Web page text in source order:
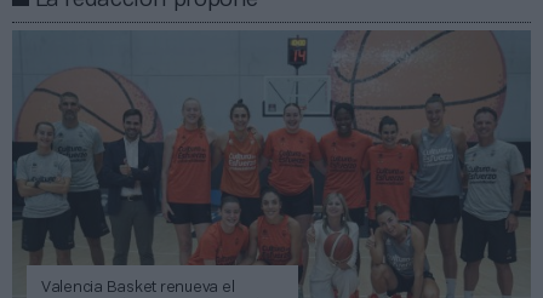
Valencia Basket renueva el